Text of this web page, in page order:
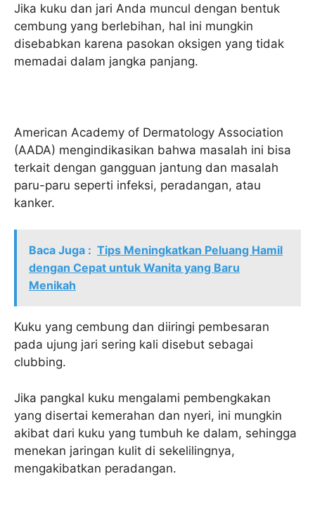
Jika kuku dan jari Anda muncul dengan bentuk
cembung yang berlebihan, hal ini mungkin
disebabkan karena pasokan oksigen yang tidak
memadai dalam jangka panjang.
American Academy of Dermatology Association
(AADA) mengindikasikan bahwa masalah ini bisa
terkait dengan gangguan jantung dan masalah
paru-paru seperti infeksi, peradangan, atau
kanker.
Baca Juga : Tips Meningkatkan Peluang Hamil
dengan Cepat untuk Wanita yang Baru
Menikah
Kuku yang cembung dan diiringi pembesaran
pada ujung jari sering kali disebut sebagai
clubbing.
Jika pangkal kuku mengalami pembengkakan
yang disertai kemerahan dan nyeri, ini mungkin
akibat dari kuku yang tumbuh ke dalam, sehingga
menekan jaringan kulit di sekelilingnya,
mengakibatkan peradangan.